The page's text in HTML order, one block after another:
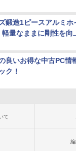
鍛造1ピースアルミ
量なままに剛性を向
良いお得な中古PC情
ク！
て